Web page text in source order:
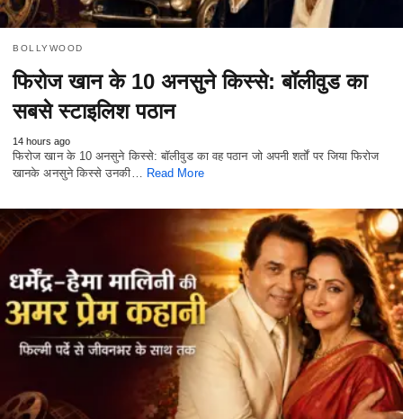
BOLLYWOOD
फिरोज खान के 10 अनसुने किस्से: बॉलीवुड का
सबसे स्टाइलिश पठान
14 hours ago
फिरोज खान के 10 अनसुने किस्से: बॉलीवुड का वह पठान जो अपनी शर्तों पर जिया फिरोज
खानके अनसुने किस्से उनकी… Read More